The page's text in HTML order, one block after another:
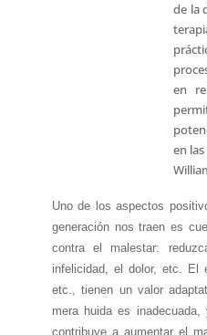
de la
en
en
Uno de los aspectos
generación nos traen es
contra el malestar:
infelicidad, el dolor, etc. El
etc., tienen un valor
mera huida es
contribuye a aumentar el